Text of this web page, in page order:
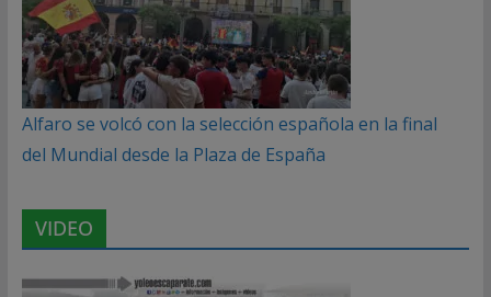
Alfaro se volcó con la selección española en la final
del Mundial desde la Plaza de España
VIDEO